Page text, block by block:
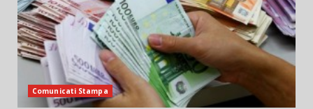
Comunicati Stampa